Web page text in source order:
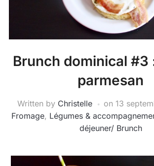
Brunch dominical #3
parmesan
Written by Christelle on 13
Fromage, Légumes &
déjeuner/ Brunch